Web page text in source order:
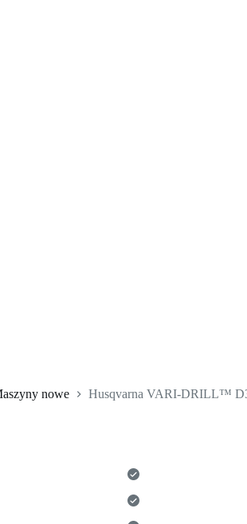
nowe
Husqvarna VARI-DRILL™